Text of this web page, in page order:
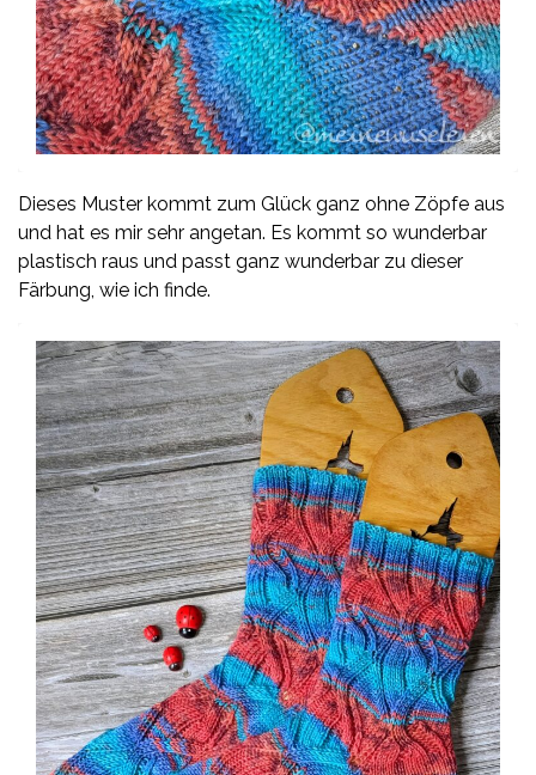
Dieses Muster kommt zum Glück ganz ohne Zöpfe aus
und hat es mir sehr angetan. Es kommt so wunderbar
plastisch raus und passt ganz wunderbar zu dieser
Färbung, wie ich finde.